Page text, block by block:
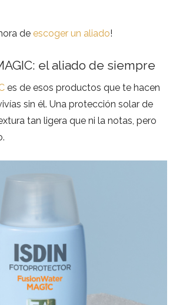
de escoger un aliado!
el aliado de siempre
es de esos productos que te hacen
sin él. Una protección solar de
tan ligera que ni la notas, pero